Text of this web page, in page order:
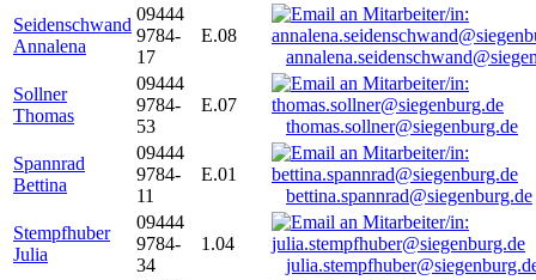
Seidenschwand
Annalena
09444
9784-
17
E.08
Sollner
Thomas
09444
9784-
53
E.07
thomas.sollner@siegenburg.de
Spannrad
Bettina
09444
9784-
11
E.01
bettina.spannrad@siegenburg.de
Stempfhuber
Julia
09444
9784-
34
1.04